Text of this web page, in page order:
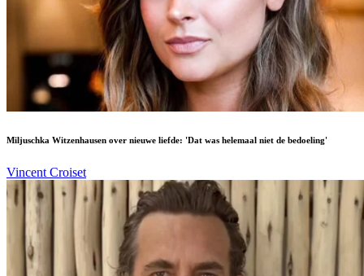
Miljuschka Witzenhausen over nieuwe liefde: 'Dat was helemaal niet de bedoeling'
Vincent Croiset